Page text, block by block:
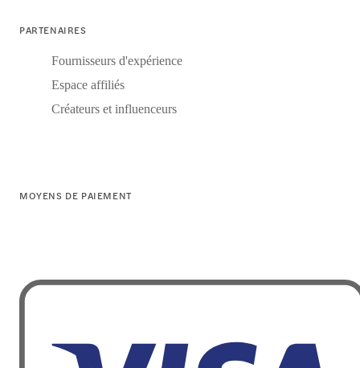
PARTENAIRES
Fournisseurs d'expérience
Espace affiliés
Créateurs et influenceurs
MOYENS DE PAIEMENT